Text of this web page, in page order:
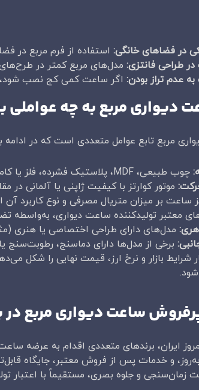
فضاهای خانگی: استفاده از فرم مربع در
طراحی فانتزی: مدل‌های مربع کمتر در
عدم تراز بودن: اگر ساعت کمی کج نصب شود،
دیواری مربع به چه عواملی
مربع تابع عوامل متعددی است که در
: چوب طبیعی، MDF، پلاستیک فشرده، فلز یا کامپوزیت، هرکدام هزینه تولید متفاوتی دارند. چوب و فلز معمولاً در رده گران‌تر قرار می‌گیرند.
: موتور کوارتز با کیفیت ژاپنی یا آلمانی
ساعت بر میزان متریال مصرفی و نوع کاربرد
معتبر تولیدکننده ساعت دیواری،
: مدل‌های دارای طراحی اختصاصی یا هنری
: برخی از مدل‌ها دارای دماسنج، رطوبت‌سنج
شرایط بازار و نرخ ارز، قیمت نهایی را شکل
ساعت دیواری مربع در
امروز ایران، برندهای متعددی اقدام به عرضه
و خدمات پس از فروش معتبر، جایگاه
زمان‌سنجی و جلوه بصری، مستقیماً با اعتبار